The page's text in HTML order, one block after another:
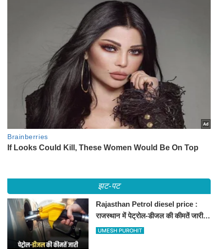
झट-पट
Rajasthan Petrol diesel price :
राजस्थान में पेट्रोल-डीजल की कीमतें जारी,
जानिए बीकानेर समेत पुरे प्रदेश में नए रेट
UMESH PUROHIT